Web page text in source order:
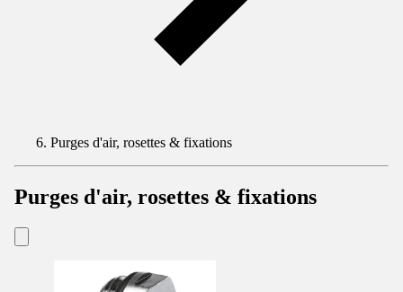
Purges d'air, rosettes & fixations
Purges d'air, rosettes & fixations